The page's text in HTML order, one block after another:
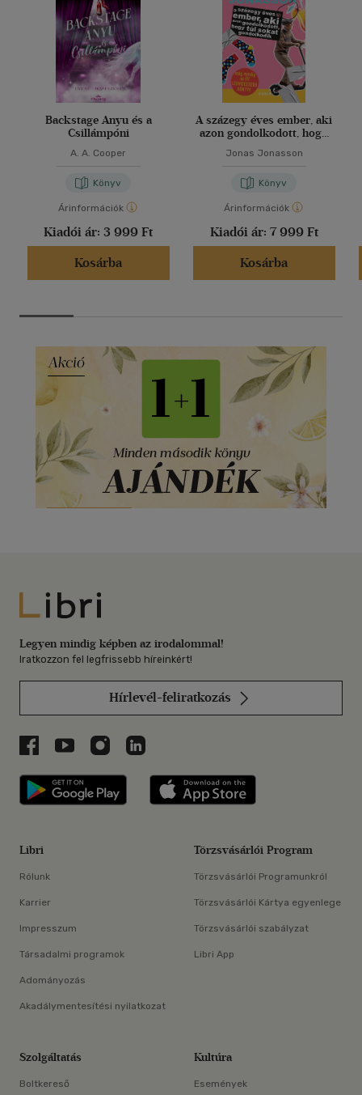
Backstage Anyu és a
Csillámpóni
A. A. Cooper
Könyv
Árinformációk
Kiadói ár: 3 999 Ft
Kosárba
A százegy éves ember, aki
azon gondolkodott, hogy
Jonas Jonasson
Könyv
Árinformációk
Kiadói ár: 7 999 Ft
Kosárba
Libri
Legyen mindig képben az irodalommal!
Iratkozzon fel legfrissebb híreinkért!
Hírlevél-feliratkozás
Libri a Facebookon
Libri a Youtube-on
Libri az Instagramon
Libri a LinkedInen
Libri applikáció Szerezd meg: Google
Libri
Rólunk
Karrier
Impresszum
Társadalmi programok
Adományozás
Akadálymentesítési nyilatkozat
Törzsvásárlói Program
Törzsvásárlói Programunkról
Törzsvásárlói Kártya egyenlege
Törzsvásárlói szabályzat
Libri App
Szolgáltatás
Boltkereső
Kultúra
Események